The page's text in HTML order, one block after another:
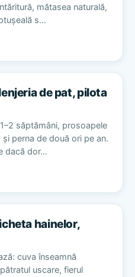
mătasea naturală,
s…
de pat, pilota
săptămâni, prosoapele
perna de două ori pe an.
dacă dor…
hainelor,
cuva înseamnă
uscare, fierul